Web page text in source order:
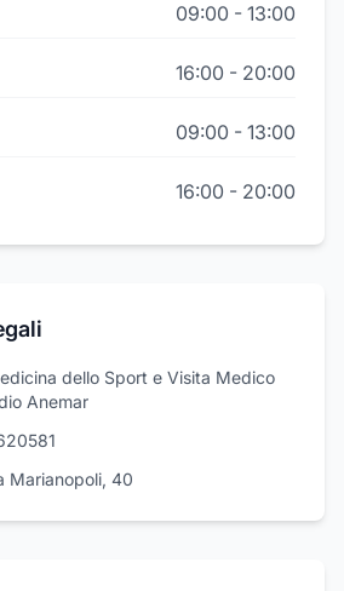
09:00 - 13:00
16:00 - 20:00
09:00 - 13:00
16:00 - 20:00
dello Sport e Visita Medico
Anemar
Marianopoli, 40